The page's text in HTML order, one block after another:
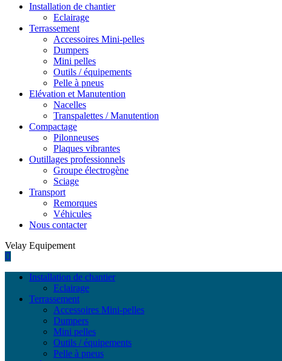
Installation de chantier
Eclairage
Terrassement
Accessoires Mini-pelles
Dumpers
Mini pelles
Outils / équipements
Pelle à pneus
Elévation et Manutention
Nacelles
Transpalettes / Manutention
Compactage
Pilonneuses
Plaques vibrantes
Outillages professionnels
Groupe électrogène
Sciage
Transport
Remorques
Véhicules
Nous contacter
Velay Equipement
Installation de chantier
Eclairage
Terrassement
Accessoires Mini-pelles
Dumpers
Mini pelles
Outils / équipements
Pelle à pneus